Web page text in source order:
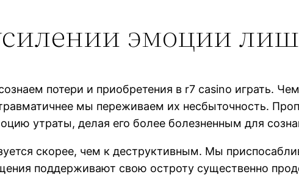
эмоции
потери и приобретения в r7 casino играть.
мы переживаем их несбыточность.
утраты, делая его более болезненным для
скорее, чем к деструктивным. Мы
поддерживают свою остроту существенно